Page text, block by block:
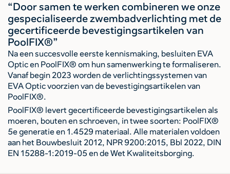
“Door samen te werken combineren we onze
gespecialiseerde zwembadverlichting met de
gecertificeerde bevestigingsartikelen van
PoolFIX®”
Na een succesvolle eerste kennismaking, besluiten EVA
Optic en PoolFIX® om hun samenwerking te formaliseren.
Vanaf begin 2023 worden de verlichtingssystemen van
EVA Optic voorzien van de bevestigingsartikelen van
PoolFIX®.
PoolFIX® levert gecertificeerde bevestigingsartikelen als
moeren, bouten en schroeven, in twee soorten: PoolFIX®
5e generatie en 1.4529 materiaal. Alle materialen voldoen
aan het Bouwbesluit 2012, NPR 9200:2015, Bbl 2022, DIN
EN 15288-1:2019-05 en de Wet Kwaliteitsborging.